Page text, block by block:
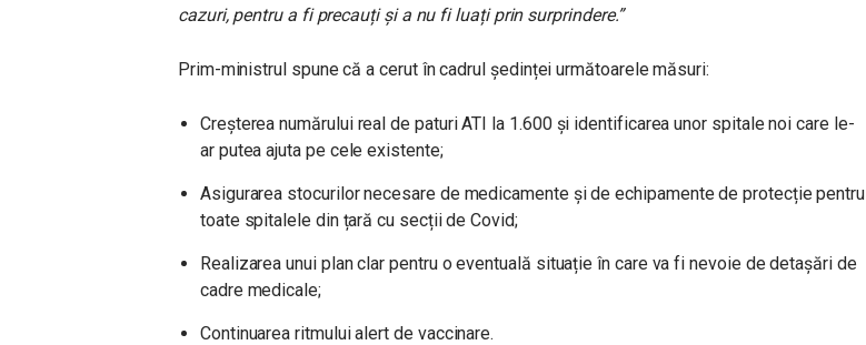
cazuri, pentru a fi precauți și a nu fi luați prin surprindere.”
Prim-ministrul spune că a cerut în cadrul ședinței următoarele măsuri:
Creșterea numărului real de paturi ATI la 1.600 și identificarea unor spitale noi care le-
ar putea ajuta pe cele existente;
Asigurarea stocurilor necesare de medicamente și de echipamente de protecție pentru
toate spitalele din țară cu secții de Covid;
Realizarea unui plan clar pentru o eventuală situație în care va fi nevoie de detașări de
cadre medicale;
Continuarea ritmului alert de vaccinare.